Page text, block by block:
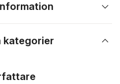
kategorier